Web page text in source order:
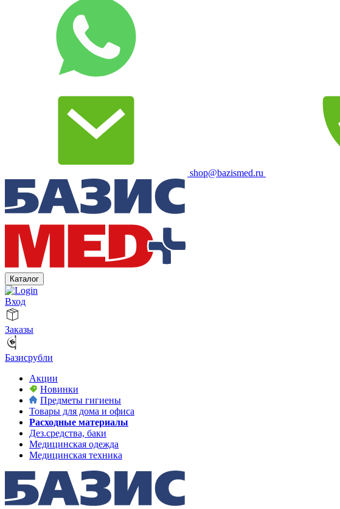
shop@bazismed.ru
Каталог
Вход
Заказы
Базисрубли
Акции
Новинки
Предметы гигиены
Товары для дома и офиса
Расходные материалы
Дез.средства, баки
Медицинская одежда
Медицинская техника